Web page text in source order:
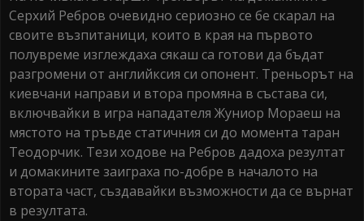
Серхий Ребров очевидно сериозно се бе скарал на
своите възпитаници, които в края на първото
полувреме изглеждаха сякаш са готови да бъдат
разгромени от английксия си опонент. Треньорът на
киевчани направи и втора промяна в състава си,
включвайки в игра нападателя Жуниор Мораеш на
мястото на тръвде статичния си до момента таран
Теодорчик. Тези ходове на Ребров дадоха резултат
и домакините заиграха по-добре в началото на
втората част, създавайки възможности да се върнат
в резултата.